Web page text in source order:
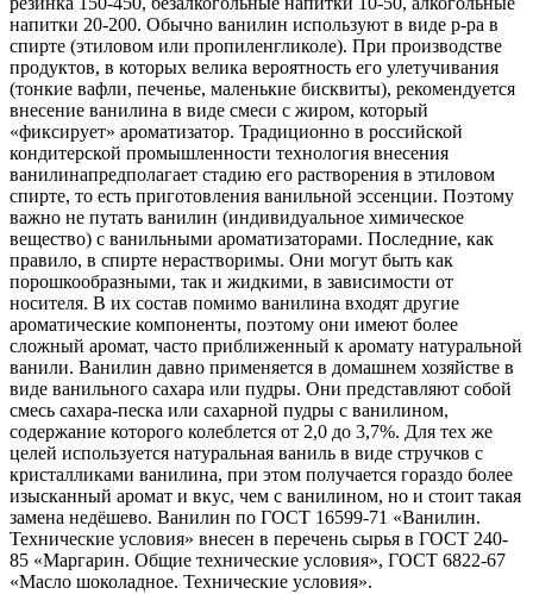
напитки 20-200. Обычно ванилин используют в виде р-ра в
спирте (этиловом или пропиленгликоле). При производстве
продуктов, в которых велика вероятность его улетучивания
(тонкие вафли, печенье, маленькие бисквиты), рекомендуется
внесение ванилина в виде смеси с жиром, который
«фиксирует» ароматизатор. Традиционно в российской
кондитерской промышленности технология внесения
ванилинапредполагает стадию его растворения в этиловом
спирте, то есть приготовления ванильной эссенции. Поэтому
важно не путать ванилин (индивидуальное химическое
вещество) с ванильными ароматизаторами. Последние, как
правило, в спирте нерастворимы. Они могут быть как
порошкообразными, так и жидкими, в зависимости от
носителя. В их состав помимо ванилина входят другие
ароматические компоненты, поэтому они имеют более
сложный аромат, часто приближенный к аромату натуральной
ванили. Ванилин давно применяется в домашнем хозяйстве в
виде ванильного сахара или пудры. Они представляют собой
смесь сахара-песка или сахарной пудры с ванилином,
содержание которого колеблется от 2,0 до 3,7%. Для тех же
целей используется натуральная ваниль в виде стручков с
кристалликами ванилина, при этом получается гораздо более
изысканный аромат и вкус, чем с ванилином, но и стоит такая
замена недёшево. Ванилин по ГОСТ 16599-71 «Ванилин.
Технические условия» внесен в перечень сырья в ГОСТ 240-
85 «Маргарин. Общие технические условия», ГОСТ 6822-67
«Масло шоколадное. Технические условия».